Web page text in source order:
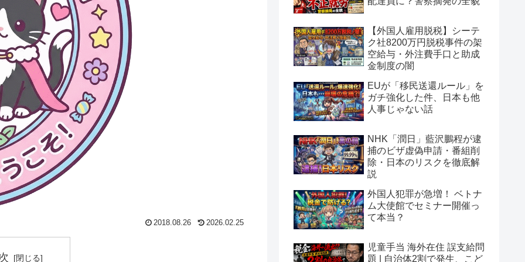
2018.08.26 2026.02.25
【外国人雇用脱税】シーテ
ク社8200万円脱税事件の架
空給与・外注費手口と助成
金制度の闇
EUが「移民送還ルール」を
ガチ強化した件、日本も他
人事じゃない話
NHK「潤日」藍沢鵬程が逮
捕のビザ虚偽申請・番組削
除・日本のリスクを徹底解
説
外国人犯罪が急増！ ベトナ
ム大使館でセミナー開催っ
て本当？
児童手当 海外在住 誤支給問
題 | 自治体2割で発生、こど